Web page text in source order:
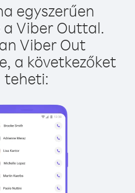
egyszerűen
Viber Outtal.
Viber Out
a következőket
teheti: